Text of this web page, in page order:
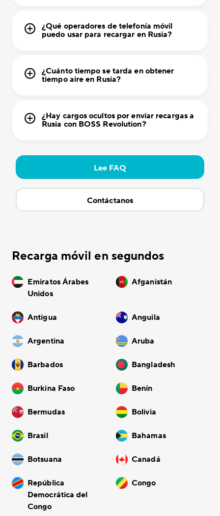
¿Qué operadores de telefonía móvil
puedo usar para recargar en Rusia?
¿Cuánto tiempo se tarda en obtener
tiempo aire en Rusia?
¿Hay cargos ocultos por enviar recargas a
Rusia con BOSS Revolution?
Lee FAQ
Contáctanos
Recarga móvil en segundos
Emiratos Árabes
Unidos
Afganistán
Antigua Anguila
Argentina Aruba
Barbados Bangladesh
Burkina Faso Benín
Bermudas Bolivia
Brasil Bahamas
Botsuana Canadá
República
Democrática del
Congo
Congo